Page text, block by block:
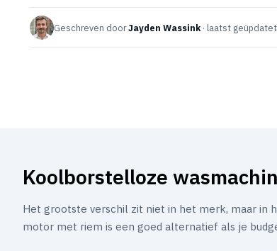
Geschreven doorJayden Wassink · laatst
Koolborstelloze
Het grootste verschil zit niet in het merk, maar in
motor met riem is een goed alternatief als je